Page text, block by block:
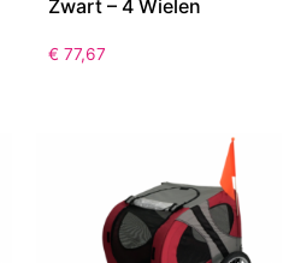
Zwart – 4 Wielen
€ 77,67